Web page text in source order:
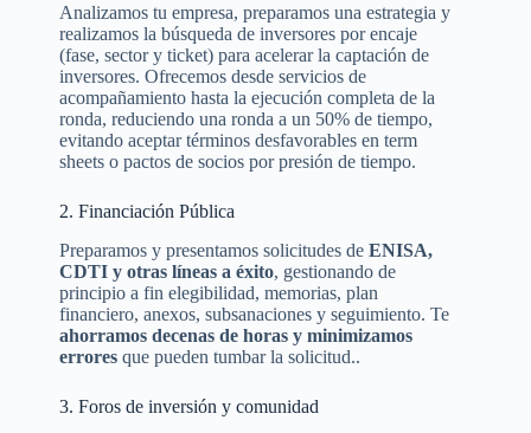
Analizamos tu empresa, preparamos una estrategia y
realizamos la búsqueda de inversores por encaje
(fase, sector y ticket) para acelerar la captación de
inversores. Ofrecemos desde servicios de
acompañamiento hasta la ejecución completa de la
ronda, reduciendo una ronda a un 50% de tiempo,
evitando aceptar términos desfavorables en term
sheets o pactos de socios por presión de tiempo.
2. Financiación Pública
Preparamos y presentamos solicitudes de ENISA,
CDTI y otras líneas a éxito, gestionando de
principio a fin elegibilidad, memorias, plan
financiero, anexos, subsanaciones y seguimiento. Te
ahorramos decenas de horas y minimizamos
errores que pueden tumbar la solicitud..
3. Foros de inversión y comunidad